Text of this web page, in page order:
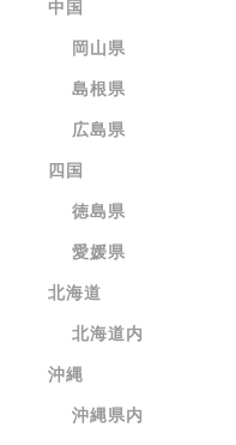
中国
岡山県
島根県
広島県
四国
徳島県
愛媛県
北海道
北海道内
沖縄
沖縄県内